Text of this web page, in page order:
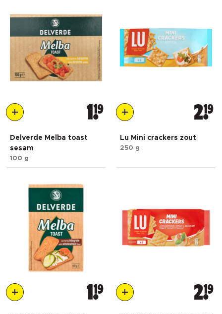
1 19
Delverde Melba toast
sesam
100 g
219
Lu Mini crackers zout
250 g
1 19 219